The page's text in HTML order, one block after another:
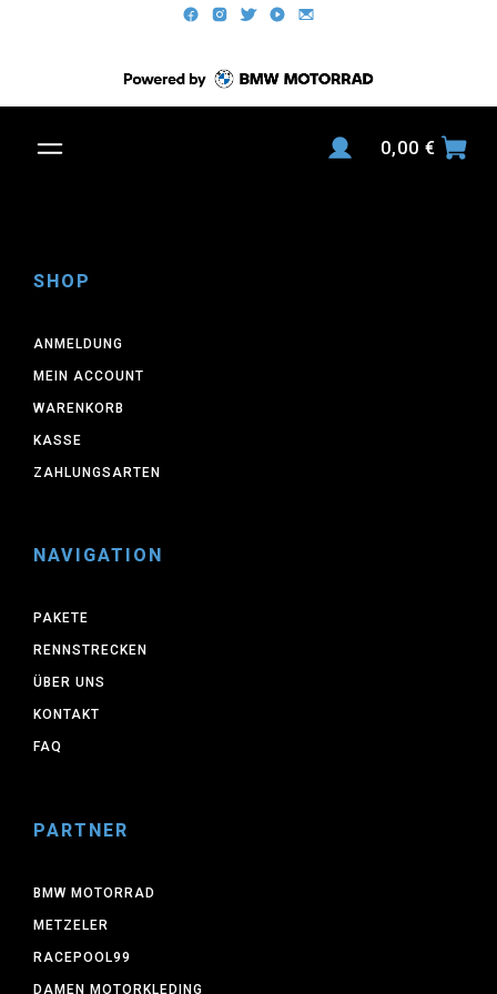
0,00 €
SHOP
ANMELDUNG
MEIN ACCOUNT
WARENKORB
KASSE
ZAHLUNGSARTEN
NAVIGATION
PAKETE
RENNSTRECKEN
ÜBER UNS
KONTAKT
FAQ
PARTNER
BMW MOTORRAD
METZELER
RACEPOOL99
DAMEN MOTORKLEDING